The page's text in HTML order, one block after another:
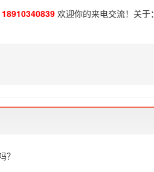
18910340839 欢迎你的来电交流！关于：
？